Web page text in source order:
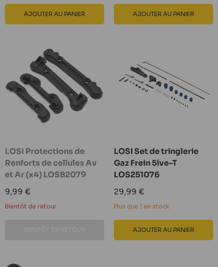
AJOUTER AU PANIER AJOUTER AU PANIER
LOSI Protections de
Renforts de cellules Av
et Ar (x4) LOSB2079
Prix
réduit
9,99 €
Bientôt de retour
LOSI Set de tringlerie
Gaz Frein 5ive-T
LOS251076
Prix
réduit
29,99 €
Plus que 1 en stock
AJOUTER AU PANIER